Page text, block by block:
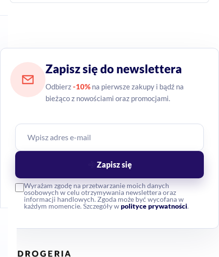
Zapisz się do newslettera
Odbierz-10% na pierwsze zakupy i bądź na
bieżąco z nowościami oraz promocjami.
Wyrażam zgodę na przetwarzanie moich danych
osobowych w celu otrzymywania newslettera oraz
informacji handlowych. Zgoda może być wycofana w
każdym momencie. Szczegóły wpolityce prywatności.
Zapisz się